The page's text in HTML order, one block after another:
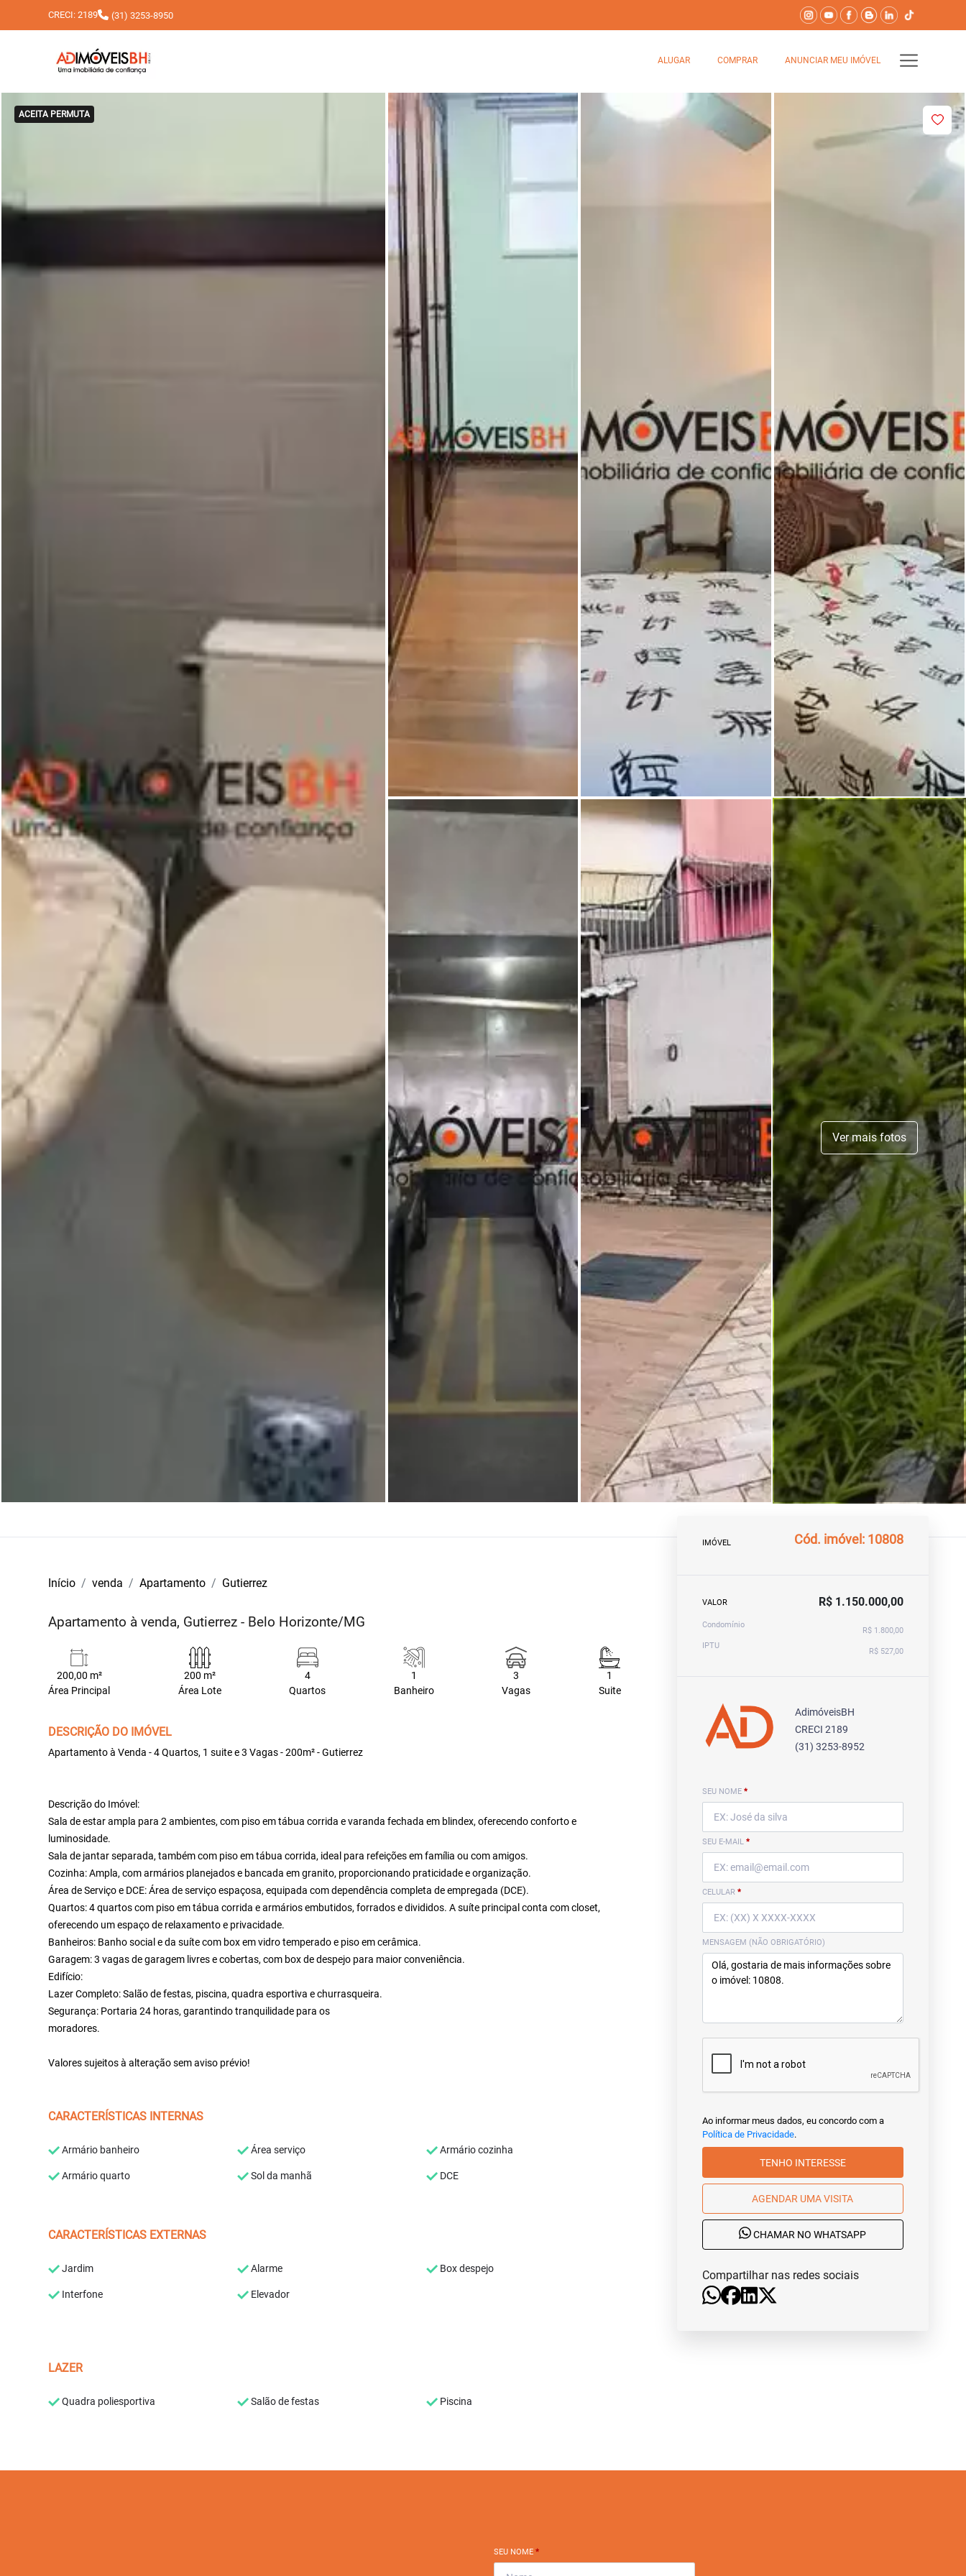
CRECI: 2189 (31) 3253-8950
ALUGAR COMPRAR ANUNCIAR MEU IMÓVEL
ACEITA PERMUTA
Ver mais fotos
Início venda Apartamento Gutierrez
Apartamento à venda, Gutierrez - Belo Horizonte/MG
200,00 m²
Área Principal
200 m²
Área Lote
4
Quartos
1
Banheiro
3
Vagas
1
Suite
DESCRIÇÃO DO IMÓVEL
Apartamento à Venda - 4 Quartos, 1 suite e 3 Vagas - 200m² - Gutierrez
Descrição do Imóvel:
Sala de estar ampla para 2 ambientes, com piso em tábua corrida e varanda fechada em blindex, oferecendo conforto e
luminosidade.
Sala de jantar separada, também com piso em tábua corrida, ideal para refeições em família ou com amigos.
Cozinha: Ampla, com armários planejados e bancada em granito, proporcionando praticidade e organização.
Área de Serviço e DCE: Área de serviço espaçosa, equipada com dependência completa de empregada (DCE).
Quartos: 4 quartos com piso em tábua corrida e armários embutidos, forrados e divididos. A suíte principal conta com closet,
oferecendo um espaço de relaxamento e privacidade.
Banheiros: Banho social e da suíte com box em vidro temperado e piso em cerâmica.
Garagem: 3 vagas de garagem livres e cobertas, com box de despejo para maior conveniência.
Edifício:
Lazer Completo: Salão de festas, piscina, quadra esportiva e churrasqueira.
Segurança: Portaria 24 horas, garantindo tranquilidade para os
moradores.
Valores sujeitos à alteração sem aviso prévio!
CARACTERÍSTICAS INTERNAS
Armário banheiro Área serviço Armário cozinha
Armário quarto Sol da manhã DCE
CARACTERÍSTICAS EXTERNAS
Jardim Alarme Box despejo
Interfone Elevador
LAZER
Quadra poliesportiva Salão de festas Piscina
IMÓVEL Cód. imóvel: 10808
VALOR R$ 1.150.000,00
Condomínio
R$ 1.800,00
IPTU
R$ 527,00
AdimóveisBH
CRECI 2189
(31) 3253-8952
SEU NOME *
SEU E-MAIL *
CELULAR *
MENSAGEM (NÃO OBRIGATÓRIO)
Ao informar meus dados, eu concordo com a
Política de Privacidade.
TENHO INTERESSE
AGENDAR UMA VISITA
CHAMAR NO WHATSAPP
Compartilhar nas redes sociais
SEU NOME *